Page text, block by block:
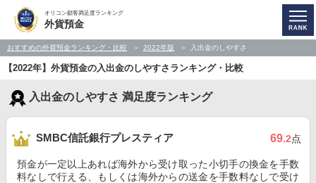
オリコン顧客満足度ランキング
外貨預金
おすすめの外貨預金ランキング・比較 2022年版 入出金のしやすさ
【2022年】外貨預金の入出金のしやすさランキング・比較
入出金のしやすさ 満足度ランキング
SMBC信託銀行プレスティア 69.2点
預金が一定以上あれば海外から受け取った小切手の換金を手数
料なしで行える、もしくは海外からの送金を手数料なしで受け